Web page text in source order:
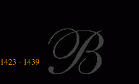
1423 - 1439